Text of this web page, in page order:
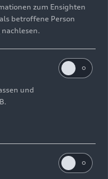
AG
honorarfrei
Hinweisgebersystem
zum Ensighten
betroffene Person
nachlesen.
und